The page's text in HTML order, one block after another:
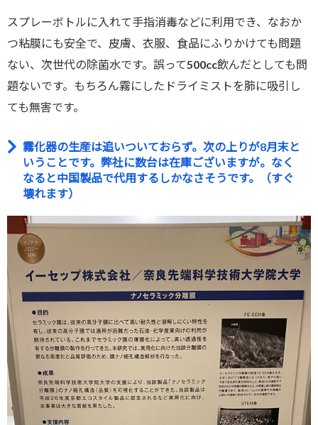
スプレーボトルに入れて手指消毒などに利用でき、なおか
つ粘膜にも安全で、皮膚、衣服、食品にふりかけても問題
ない、次世代の除菌水です。誤って500cc飲んだとしても問
題ないです。もちろん霧にしたドライミストを肺に吸引し
ても無害です。
霧化器の生産は追いついておらず。次の上りが8月末と
いうことです。弊社に数台は在庫ございますが。なく
なると中国製品で代用するしかなさそうです。（すぐ
壊れます）